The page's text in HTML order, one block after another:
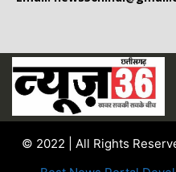
© 2022 | All Rights